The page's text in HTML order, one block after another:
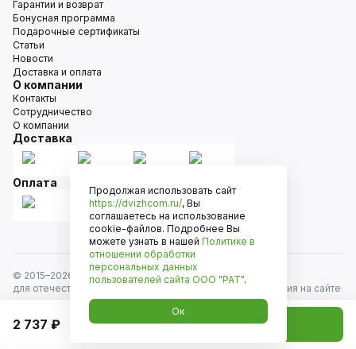
2 737 ₽ Добавить в корзину
Гарантии и возврат
Бонусная программа
Подарочные сертификаты
Статьи
Новости
Доставка и оплата
О компании
Контакты
Сотрудничество
О компании
Доставка
Оплата
© 2015–2026
Движком — сеть магазинов автозапчастей
для отечественных автомобилей и иномарок. Информация на сайте
носит исключительно информационный характер и не является
публичной офертой, определяемой положениями
ст. 437 Гражданского кодекса РФ. Все права защищены.
Продолжая использовать сайт
https://dvizhcom.ru/, Вы
соглашаетесь на использование
cookie-файлов. Подробнее Вы
можете узнать в нашей Политике в
отношении обработки
персональных данных
пользователей сайта ООО "РАТ".
Ок